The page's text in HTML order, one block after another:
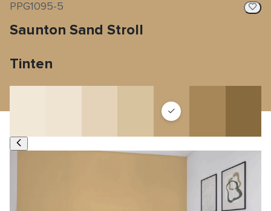
PPG1095-5
Saunton Sand Stroll
Tinten